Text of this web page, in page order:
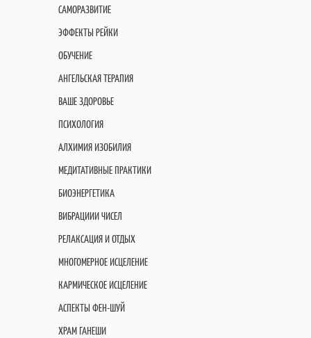
САМОРАЗВИТИЕ
ЭФФЕКТЫ РЕЙКИ
ОБУЧЕНИЕ
АНГЕЛЬСКАЯ ТЕРАПИЯ
ВАШЕ ЗДОРОВЬЕ
ПСИХОЛОГИЯ
АЛХИМИЯ ИЗОБИЛИЯ
МЕДИТАТИВНЫЕ ПРАКТИКИ
БИОЭНЕРГЕТИКА
ВИБРАЦИИИ ЧИСЕЛ
РЕЛАКСАЦИЯ И ОТДЫХ
МНОГОМЕРНОЕ ИСЦЕЛЕНИЕ
КАРМИЧЕСКОЕ ИСЦЕЛЕНИЕ
АСПЕКТЫ ФЕН-ШУЙ
ХРАМ ГАНЕШИ